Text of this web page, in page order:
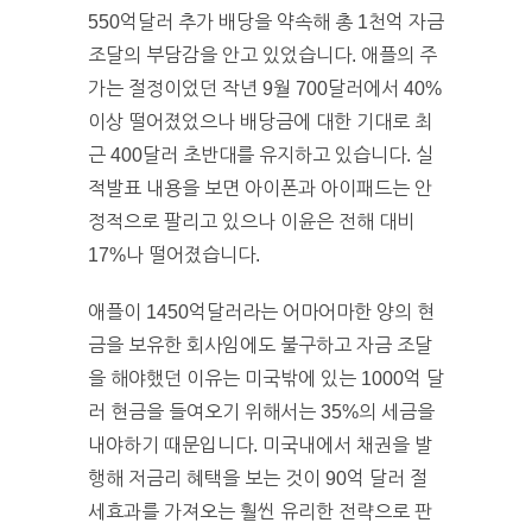
550억달러 추가 배당을 약속해 총 1천억 자금
조달의 부담감을 안고 있었습니다. 애플의 주
가는 절정이었던 작년 9월 700달러에서 40%
이상 떨어졌었으나 배당금에 대한 기대로 최
근 400달러 초반대를 유지하고 있습니다. 실
적발표 내용을 보면 아이폰과 아이패드는 안
정적으로 팔리고 있으나 이윤은 전해 대비
17%나 떨어졌습니다.
애플이 1450억달러라는 어마어마한 양의 현
금을 보유한 회사임에도 불구하고 자금 조달
을 해야했던 이유는 미국밖에 있는 1000억 달
러 현금을 들여오기 위해서는 35%의 세금을
내야하기 때문입니다. 미국내에서 채권을 발
행해 저금리 혜택을 보는 것이 90억 달러 절
세효과를 가져오는 훨씬 유리한 전략으로 판